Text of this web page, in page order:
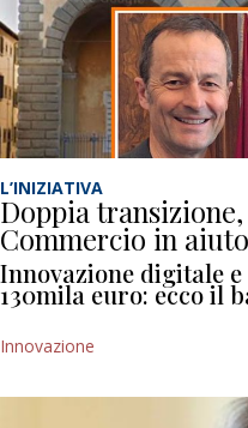
L’INIZIATIVA
Doppia
Commercio in
Innovazione digitale
130mila euro: ecco il
Innovazione